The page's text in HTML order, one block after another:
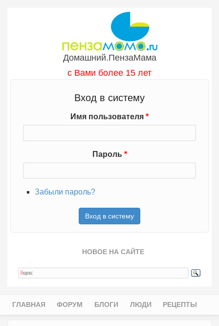
Домашний.ПензаМама
с Вами более 15 лет
Вход в систему
Имя пользователя *
Пароль *
Забыли пароль?
НОВОЕ НА САЙТЕ
Главное меню
ГЛАВНАЯ ФОРУМ БЛОГИ ЛЮДИ РЕЦЕПТЫ